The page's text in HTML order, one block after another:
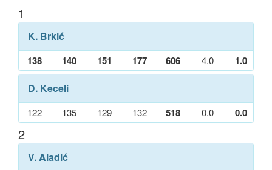
1
K. Brkić
138 140 151 177 606 4.0 1.0
D. Keceli
122 135 129 132 518 0.0 0.0
2
V. Aladić